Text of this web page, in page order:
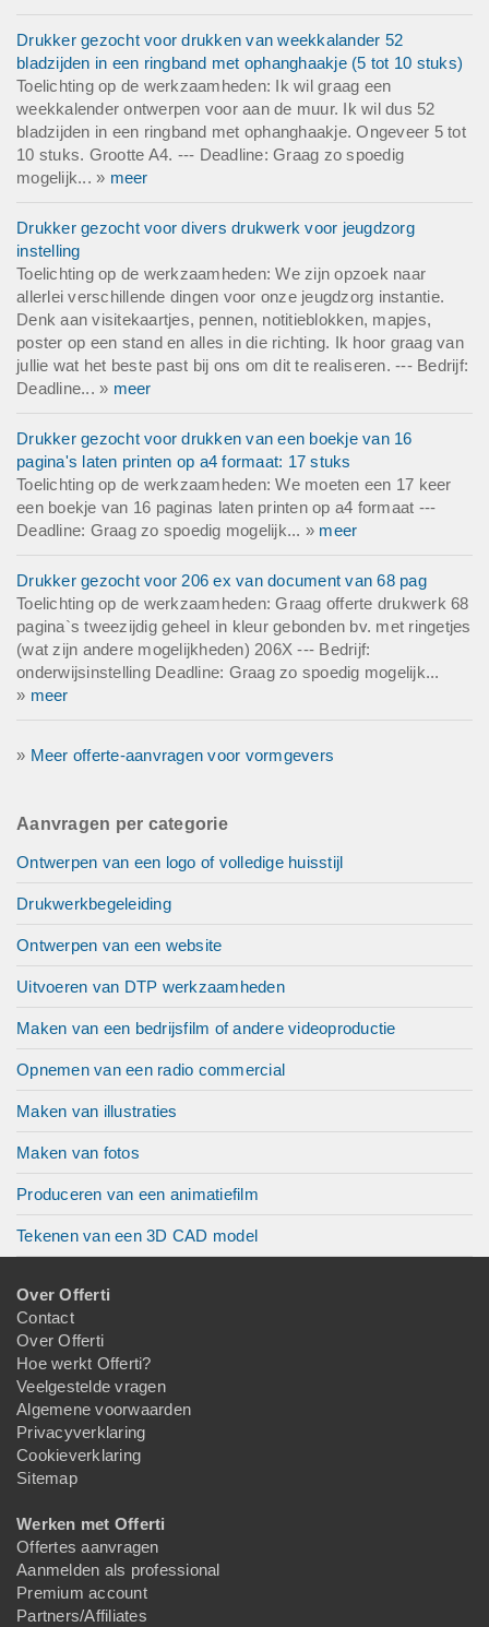
Drukker gezocht voor drukken van weekkalander 52
bladzijden in een ringband met ophanghaakje (5 tot 10 stuks)
Toelichting op de werkzaamheden: Ik wil graag een
weekkalender ontwerpen voor aan de muur. Ik wil dus 52
bladzijden in een ringband met ophanghaakje. Ongeveer 5 tot
10 stuks. Grootte A4. --- Deadline: Graag zo spoedig
mogelijk... » meer
Drukker gezocht voor divers drukwerk voor jeugdzorg
instelling
Toelichting op de werkzaamheden: We zijn opzoek naar
allerlei verschillende dingen voor onze jeugdzorg instantie.
Denk aan visitekaartjes, pennen, notitieblokken, mapjes,
poster op een stand en alles in die richting. Ik hoor graag van
jullie wat het beste past bij ons om dit te realiseren. --- Bedrijf:
Deadline... » meer
Drukker gezocht voor drukken van een boekje van 16
pagina's laten printen op a4 formaat: 17 stuks
Toelichting op de werkzaamheden: We moeten een 17 keer
een boekje van 16 paginas laten printen op a4 formaat ---
Deadline: Graag zo spoedig mogelijk... » meer
Drukker gezocht voor 206 ex van document van 68 pag
Toelichting op de werkzaamheden: Graag offerte drukwerk 68
pagina`s tweezijdig geheel in kleur gebonden bv. met ringetjes
(wat zijn andere mogelijkheden) 206X --- Bedrijf:
onderwijsinstelling Deadline: Graag zo spoedig mogelijk...
» meer
» Meer offerte-aanvragen voor vormgevers
Aanvragen per categorie
Ontwerpen van een logo of volledige huisstijl
Drukwerkbegeleiding
Ontwerpen van een website
Uitvoeren van DTP werkzaamheden
Maken van een bedrijsfilm of andere videoproductie
Opnemen van een radio commercial
Maken van illustraties
Maken van fotos
Produceren van een animatiefilm
Tekenen van een 3D CAD model
Over Offerti
Contact
Over Offerti
Hoe werkt Offerti?
Veelgestelde vragen
Algemene voorwaarden
Privacyverklaring
Cookieverklaring
Sitemap
Werken met Offerti
Offertes aanvragen
Aanmelden als professional
Premium account
Partners/Affiliates